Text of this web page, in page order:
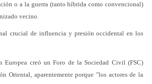
o a la guerra (tanto híbrida como convencional)
vecino.
crucial de influencia y presión occidental en los
Europea creó un Foro de la Sociedad Civil (FSC)
Oriental, aparentemente porque "los actores de la